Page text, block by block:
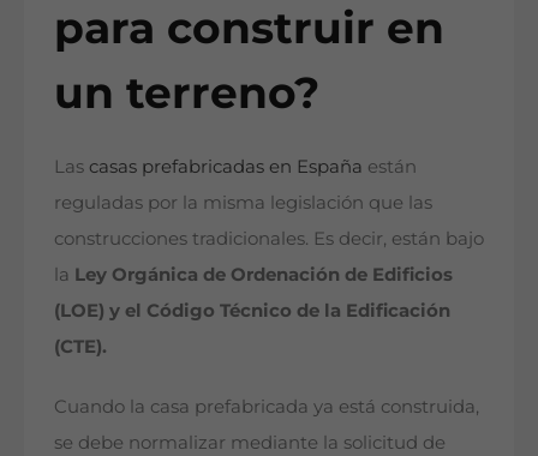
para construir en
un terreno?
Las casas prefabricadas en España están
reguladas por la misma legislación que las
construcciones tradicionales. Es decir, están bajo
la Ley Orgánica de Ordenación de Edificios
(LOE) y el Código Técnico de la Edificación
(CTE).
Cuando la casa prefabricada ya está construida,
se debe normalizar mediante la solicitud de